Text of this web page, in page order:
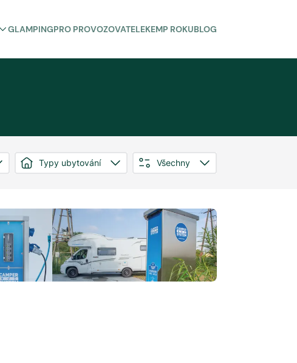
GLAMPINGPRO PROVOZOVATELEKEMP ROKUBLOG
Typy ubytování Všechny